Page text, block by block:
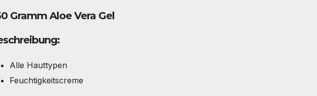
22,90 €19,90 €.
Gramm Aloe Vera Gel
Alle Hauttypen
Feuchtigkeitscreme